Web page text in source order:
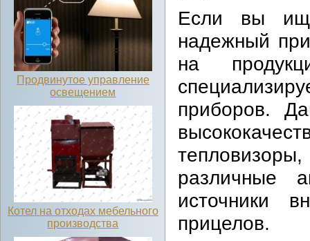
Продвинутое управление
освещением
Котел на отходах мебельного
производства
Если вы
надежный
на
приборов.
различные
источники
прицелов.